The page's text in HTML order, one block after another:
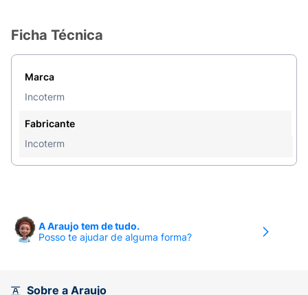
muito grande: da articulação temporomandibular
Hoje, graças a sua simplicidade, a fita PROTAPE
Incoterm é amplamente utilizada tanto por
rendimento.
Comprimento: 5 mLargura: 5 cmAdesivo: Cola
adesiva acrílica hipoalergênica ativada pelo
Cores: Bege, Azul, Rosa e Preto
Ficha Técnica
Marca
Incoterm
Fabricante
Incoterm
A Araujo tem de tudo.
Posso te ajudar de alguma forma?
Sobre a Araujo